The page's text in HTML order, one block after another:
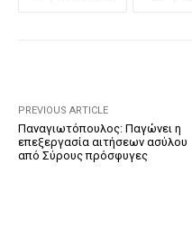
PREVIOUS ARTICLE
Παναγιωτόπουλος: Παγώνει η
επεξεργασία αιτήσεων ασύλου
από Σύρους πρόσφυγες